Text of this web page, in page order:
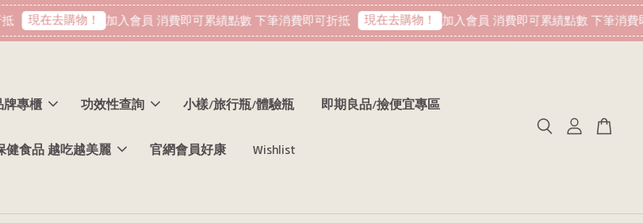
現在去購物！ 加入會員 消費即可累績點數 下筆消費即可折抵 現在去購物！ 加入會員 消費即可累績點數 下筆消費即
牌專櫃 功效性查詢 小樣/旅行瓶/體驗瓶 即期良品/撿便宜專區
健食品 越吃越美麗 官網會員好康 Wishlist